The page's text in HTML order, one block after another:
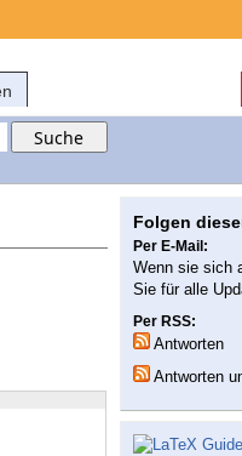
Folgen
Per E-Mail:
Wenn sie sich
Sie für alle
Per RSS:
Antworten
Antworten